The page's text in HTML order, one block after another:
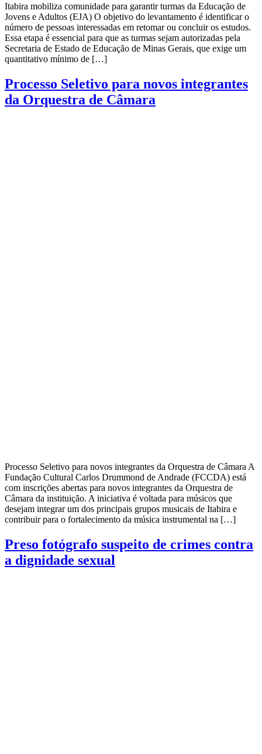
Itabira mobiliza comunidade para garantir turmas da Educação de
Jovens e Adultos (EJA) O objetivo do levantamento é identificar o
número de pessoas interessadas em retomar ou concluir os estudos.
Essa etapa é essencial para que as turmas sejam autorizadas pela
Secretaria de Estado de Educação de Minas Gerais, que exige um
quantitativo mínimo de […]
Processo Seletivo para novos integrantes
da Orquestra de Câmara
Processo Seletivo para novos integrantes da Orquestra de Câmara A
Fundação Cultural Carlos Drummond de Andrade (FCCDA) está
com inscrições abertas para novos integrantes da Orquestra de
Câmara da instituição. A iniciativa é voltada para músicos que
desejam integrar um dos principais grupos musicais de Itabira e
contribuir para o fortalecimento da música instrumental na […]
Preso fotógrafo suspeito de crimes contra
a dignidade sexual